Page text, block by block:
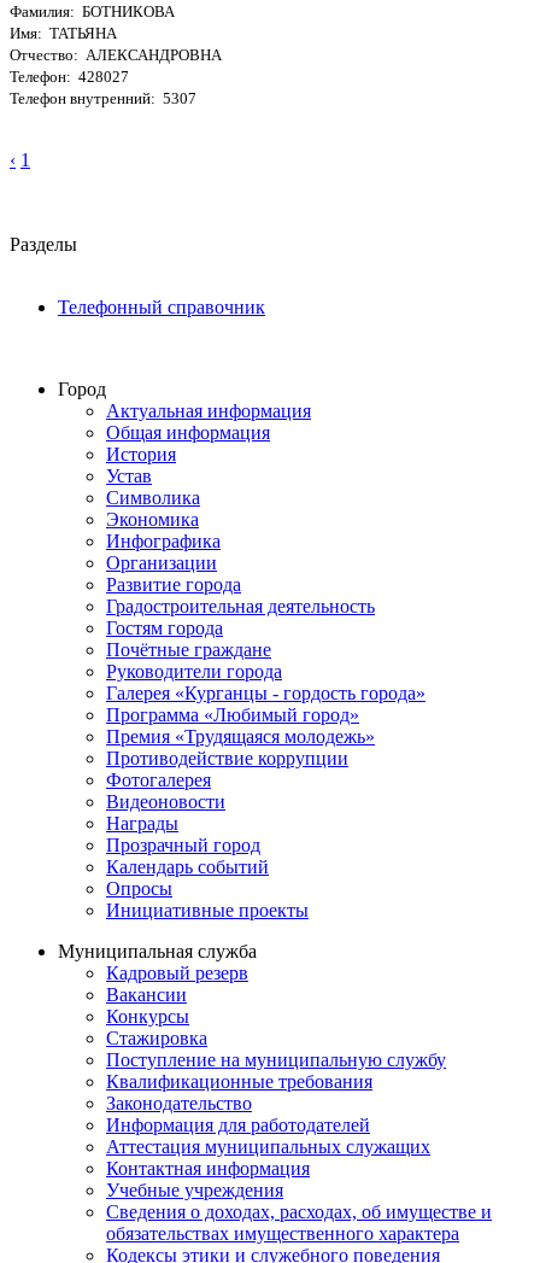
Фамилия: БОТНИКОВА
Имя: ТАТЬЯНА
Отчество: АЛЕКСАНДРОВНА
Телефон: 428027
Телефон внутренний: 5307
‹ 1
Разделы
Телефонный справочник
Город
Актуальная информация
Общая информация
История
Устав
Символика
Экономика
Инфографика
Организации
Развитие города
Градостроительная деятельность
Гостям города
Почётные граждане
Руководители города
Галерея «Курганцы - гордость города»
Программа «Любимый город»
Премия «Трудящаяся молодежь»
Противодействие коррупции
Фотогалерея
Видеоновости
Награды
Прозрачный город
Календарь событий
Опросы
Инициативные проекты
Муниципальная служба
Кадровый резерв
Вакансии
Конкурсы
Стажировка
Поступление на муниципальную службу
Квалификационные требования
Законодательство
Информация для работодателей
Аттестация муниципальных служащих
Контактная информация
Учебные учреждения
Сведения о доходах, расходах, об имуществе и
обязательствах имущественного характера
Кодексы этики и служебного поведения